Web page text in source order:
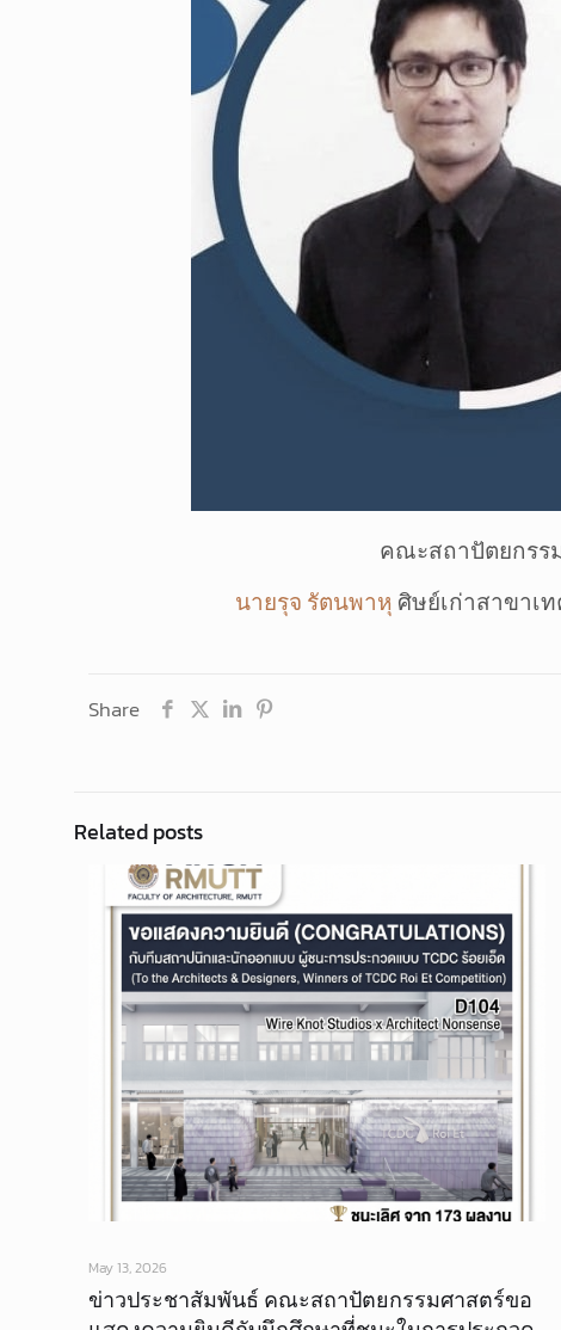
คณะสถาปัตยกรร
นายรุจ รัตนพาหุ ศิษย์เก่าสาขาเ
Share
Related posts
May 13, 2026
ข่าวประชาสัมพันธ์ คณะสถาปัตยกรรมศาสตร์ขอ